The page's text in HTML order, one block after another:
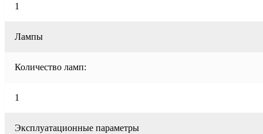
1
Лампы
Количество ламп:
1
Эксплуатационные параметры